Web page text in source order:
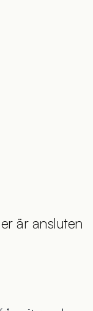
är ansluten